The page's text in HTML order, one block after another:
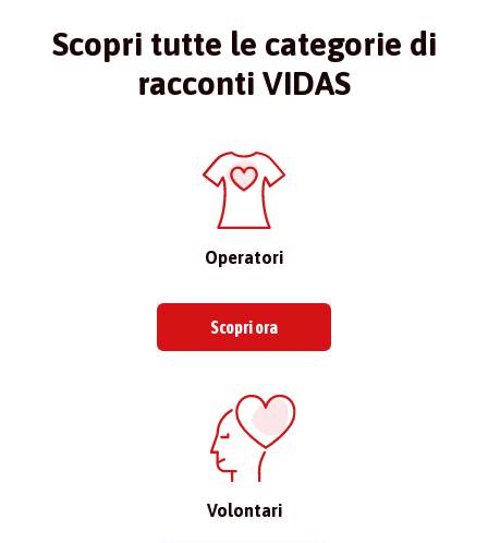
Scopri tutte le categorie di
racconti VIDAS
Operatori
Scopri ora
Volontari